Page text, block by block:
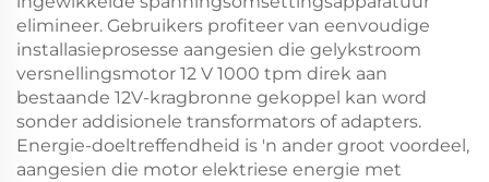
elimineer. Gebruikers profiteer van eenvoudige
installasieprosesse aangesien die gelykstroom
versnellingsmotor 12 V 1000 tpm direk aan
bestaande 12V-kragbronne gekoppel kan word
sonder addisionele transformators of adapters.
Energie-doeltreffendheid is 'n ander groot voordeel,
aangesien die motor elektriese energie met